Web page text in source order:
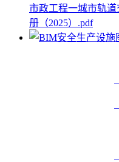
市政工程一城市轨
册（2025）.pdf